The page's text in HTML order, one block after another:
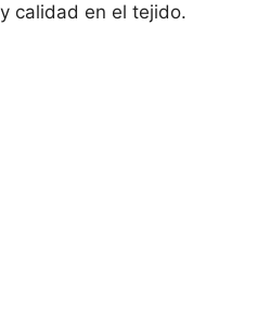
calidad en el tejido.